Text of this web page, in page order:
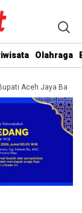
Olahraga
Aceh Jaya